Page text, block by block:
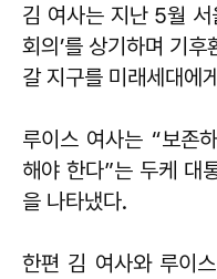
김 여사는 지난 5월
회의’를 상기하며 기
갈 지구를 미래세대에
루이스 여사는 “보존
해야 한다”는 두케 대
을 나타냈다.
한편 김 여사와 루이